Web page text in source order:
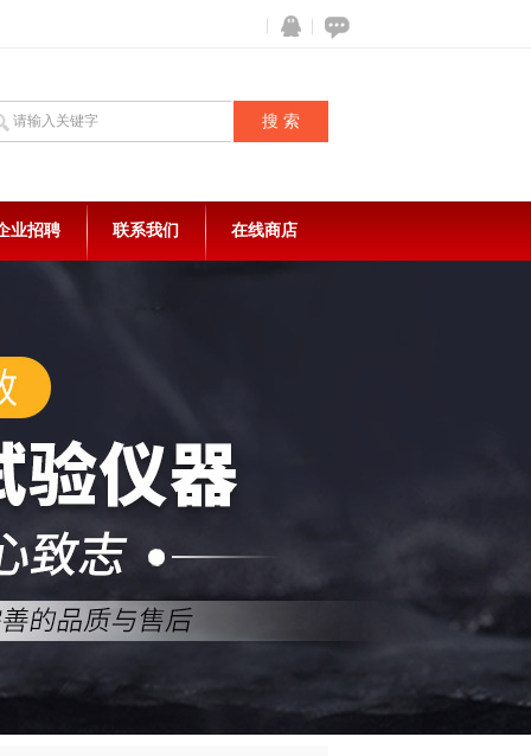
在线咨
QQ
业招聘 联系我们 在线商店